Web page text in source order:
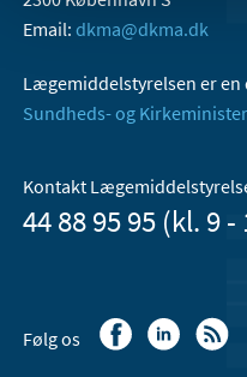
Email: dkma@dkma.dk
Lægemiddelstyrelsen er en
Sundheds- og
Kontakt
44 88 95 95 (kl. 9 -
Følg os